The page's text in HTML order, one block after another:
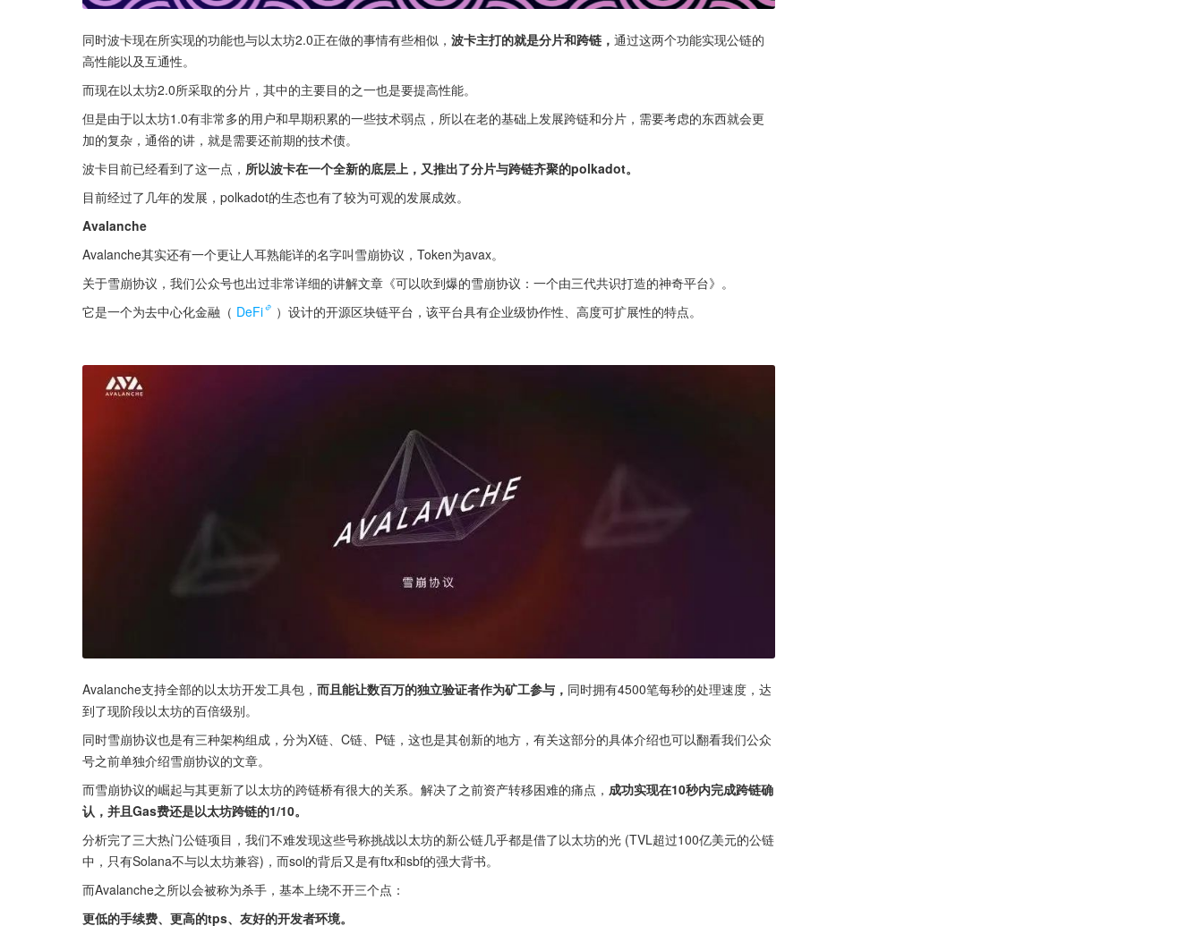
同时波卡现在所实现的功能也与以太坊2.0正在做的事情有些相似， 波卡主打的就是分片和跨链， 通过这两个功能实现公链的
高性能以及互通性。
而现在以太坊2.0所采取的分片，其中的主要目的之一也是要提高性能。
但是由于以太坊1.0有非常多的用户和早期积累的一些技术弱点，所以在老的基础上发展跨链和分片，需要考虑的东西就会更
加的复杂，通俗的讲，就是需要还前期的技术债。
波卡目前已经看到了这一点， 所以波卡在一个全新的底层上，又推出了分片与跨链齐聚的polkadot。
目前经过了几年的发展，polkadot的生态也有了较为可观的发展成效。
Avalanche
Avalanche其实还有一个更让人耳熟能详的名字叫雪崩协议，Token为avax。
关于雪崩协议，我们公众号也出过非常详细的讲解文章《可以吹到爆的雪崩协议：一个由三代共识打造的神奇平台》。
它是一个为去中心化金融（ DeFi ）设计的开源区块链平台，该平台具有企业级协作性、高度可扩展性的特点。
Avalanche支持全部的以太坊开发工具包， 而且能让数百万的独立验证者作为矿工参与， 同时拥有4500笔每秒的处理速度，达
到了现阶段以太坊的百倍级别。
同时雪崩协议也是有三种架构组成，分为X链、C链、P链，这也是其创新的地方，有关这部分的具体介绍也可以翻看我们公众
号之前单独介绍雪崩协议的文章。
而雪崩协议的崛起与其更新了以太坊的跨链桥有很大的关系。解决了之前资产转移困难的痛点， 成功实现在10秒内完成跨链确
认，并且Gas费还是以太坊跨链的1/10。
分析完了三大热门公链项目，我们不难发现这些号称挑战以太坊的新公链几乎都是借了以太坊的光 (TVL超过100亿美元的公链
中，只有Solana不与以太坊兼容)，而sol的背后又是有ftx和sbf的强大背书。
而Avalanche之所以会被称为杀手，基本上绕不开三个点：
更低的手续费、更高的tps、友好的开发者环境。